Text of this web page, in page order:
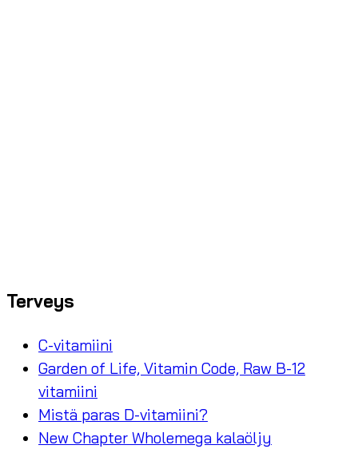
Terveys
C-vitamiini
Garden of Life, Vitamin Code, Raw B-12
vitamiini
Mistä paras D-vitamiini?
New Chapter Wholemega kalaöljy